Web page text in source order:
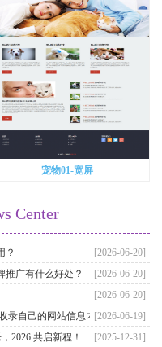
宠物01-宽屏
Center
[2026-06-20]
？
[2026-06-20]
推广有什么好处？
[2026-06-20]
[2026-06-19]
录自己的网站信息内容？
[2025-12-31]
2026 共启新程！